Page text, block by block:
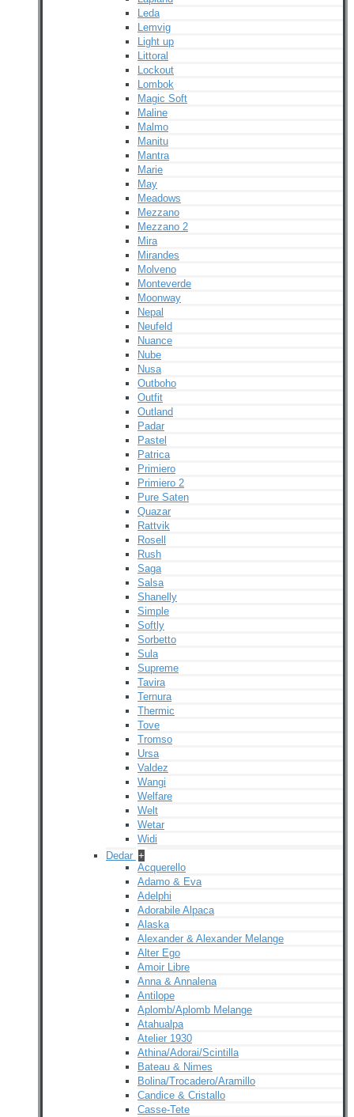
Leda
Lemvig
Light up
Littoral
Lockout
Lombok
Magic Soft
Maline
Malmo
Manitu
Mantra
Marie
May
Meadows
Mezzano
Mezzano 2
Mira
Mirandes
Molveno
Monteverde
Moonway
Nepal
Neufeld
Nuance
Nube
Nusa
Outboho
Outfit
Outland
Padar
Pastel
Patrica
Primiero
Primiero 2
Pure Saten
Quazar
Rattvik
Rosell
Rush
Saga
Salsa
Shanelly
Simple
Softly
Sorbetto
Sula
Supreme
Tavira
Ternura
Thermic
Tove
Tromso
Ursa
Valdez
Wangi
Welfare
Welt
Wetar
Widi
Dedar +
Acquerello
Adamo & Eva
Adelphi
Adorabile Alpaca
Alaska
Alexander & Alexander Melange
Alter Ego
Amoir Libre
Anna & Annalena
Antilope
Aplomb/Aplomb Melange
Atahualpa
Atelier 1930
Athina/Adorai/Scintilla
Bateau & Nimes
Bolina/Trocadero/Aramillo
Candice & Cristallo
Casse-Tete